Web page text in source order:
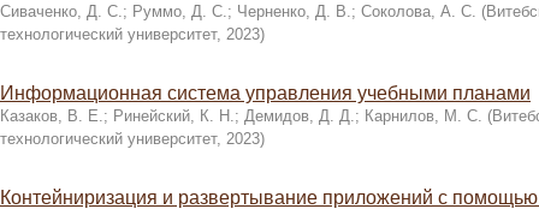
Сиваченко, Д. С.; Руммо, Д. С.; Черненко, Д. В.; Соколова, А. С. (
технологический университет, 2023)
Информационная система управления учебными планами
Казаков, В. Е.; Ринейский, К. Н.; Демидов, Д. Д.; Карнилов, М. С. (
технологический университет, 2023)
Контейниризация и развертывание приложений с